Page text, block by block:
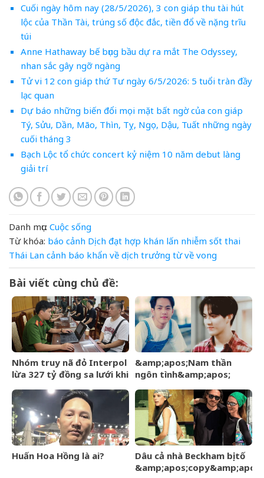
Cuối ngày hôm nay (28/5/2026), 3 con giáp thu tài hút
lộc của Thần Tài, trúng số độc đắc, tiền đổ về nặng trĩu
túi
Anne Hathaway bế bụng bầu dự ra mắt The Odyssey,
nhan sắc gây ngỡ ngàng
Tử vi 12 con giáp thứ Tư ngày 6/5/2026: 5 tuổi tràn đầy
lạc quan
Dự báo những biến đổi mọi mặt bất ngờ của con giáp
Tý, Sửu, Dần, Mão, Thìn, Tỵ, Ngọ, Dậu, Tuất những ngày
cuối tháng 3
Bạch Lộc tổ chức concert kỷ niệm 10 năm debut làng
giải trí
Danh mục: Cuộc sống
Từ khóa: báo cảnh Dịch đạt hợp khán lấn nhiễm sốt thai
Thái Lan cảnh báo khẩn về dịch trưởng từ về vong
Bài viết cùng chủ đề:
Nhóm truy nã đỏ Interpol
lừa 327 tỷ đồng sa lưới khi
&amp;apos;Nam thần
ngôn tình&amp;apos;
U60 vẫn như thanh niên
Huấn Hoa Hồng là ai?
Dâu cả nhà Beckham bị tố
&amp;apos;copy&amp;apos;